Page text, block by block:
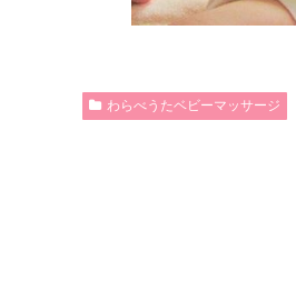
わらべうたベビーマッサージ